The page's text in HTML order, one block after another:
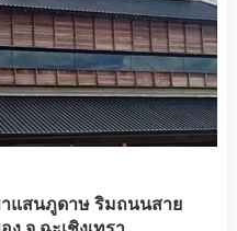
าแสนภูดาษ ริมถนนสาย